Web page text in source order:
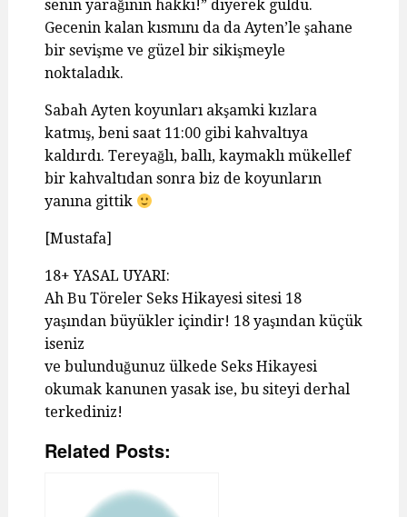
senin yarağının hakkı!” diyerek güldü.
Gecenin kalan kısmını da da Ayten’le şahane
bir sevişme ve güzel bir sikişmeyle
noktaladık.
Sabah Ayten koyunları akşamki kızlara
katmış, beni saat 11:00 gibi kahvaltıya
kaldırdı. Tereyağlı, ballı, kaymaklı mükellef
bir kahvaltıdan sonra biz de koyunların
yanına gittik
[Mustafa]
18+ YASAL UYARI:
Ah Bu Töreler Seks Hikayesi sitesi 18
yaşından büyükler içindir! 18 yaşından küçük
iseniz
ve bulunduğunuz ülkede Seks Hikayesi
okumak kanunen yasak ise, bu siteyi derhal
terkediniz!
Related Posts: